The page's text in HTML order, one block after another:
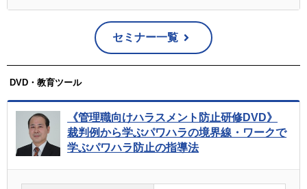
セミナー一覧
DVD・教育ツール
《管理職向けハラスメント防止研修DVD》
裁判例から学ぶパワハラの境界線・ワークで
学ぶパワハラ防止の指導法